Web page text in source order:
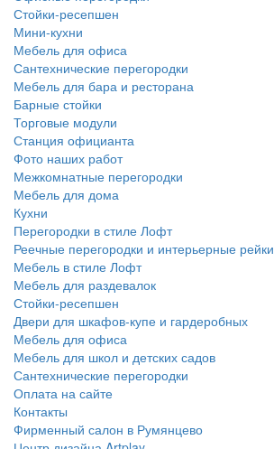
Стойки-ресепшен
Мини-кухни
Мебель для офиса
Сантехнические перегородки
Мебель для бара и ресторана
Барные стойки
Торговые модули
Станция официанта
Фото наших работ
Межкомнатные перегородки
Мебель для дома
Кухни
Перегородки в стиле Лофт
Реечные перегородки и интерьерные рейки
Мебель в стиле Лофт
Мебель для раздевалок
Стойки-ресепшен
Двери для шкафов-купе и гардеробных
Мебель для офиса
Мебель для школ и детских садов
Сантехнические перегородки
Оплата на сайте
Контакты
Фирменный салон в Румянцево